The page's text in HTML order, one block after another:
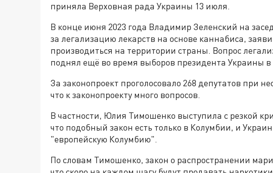
приняла Верховная рада Украины 13 июля.
В конце июня 2023 года Владимир Зеленский на
за легализацию лекарств на основе каннабиса,
производиться на территории страны. Вопрос
поднял ещё во время выборов президента Украины в
За законопроект проголосовало 268 депутатов при
что к законопроекту много вопросов.
В частности, Юлия Тимошенко выступила с резкой
что подобный закон есть только в Колумбии, и
"европейскую Колумбию".
По словам Тимошенко, закон о распространении